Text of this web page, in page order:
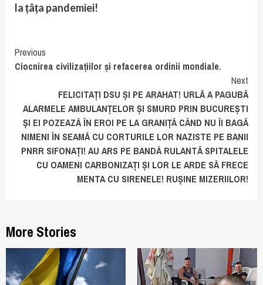
la țâța pandemiei!
Continue
Reading
Previous
Ciocnirea civilizațiilor și refacerea ordinii mondiale.
Next
FELICITAȚI DSU ȘI PE ARAHAT! URLĂ A PAGUBĂ
ALARMELE AMBULANȚELOR ȘI SMURD PRIN BUCUREȘTI
ȘI EI POZEAZĂ ÎN EROI PE LA GRANIȚĂ CÂND NU ÎI BAGĂ
NIMENI ÎN SEAMĂ CU CORTURILE LOR NAZISTE PE BANII
PNRR SIFONAȚI! AU ARS PE BANDĂ RULANTĂ SPITALELE
CU OAMENI CARBONIZAȚI ȘI LOR LE ARDE SĂ FRECE
MENTA CU SIRENELE! RUȘINE MIZERIILOR!
More Stories